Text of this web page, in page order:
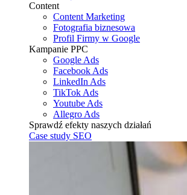
Content
Content Marketing
Fotografia biznesowa
Profil Firmy w Google
Kampanie PPC
Google Ads
Facebook Ads
LinkedIn Ads
TikTok Ads
Youtube Ads
Allegro Ads
Sprawdź efekty naszych działań
Case study SEO